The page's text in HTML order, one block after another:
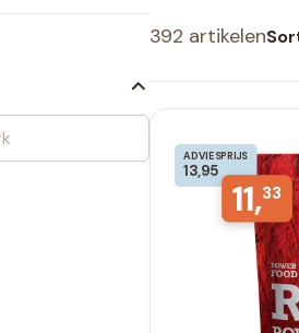
392 artikelen
ADVIESPRIJS
13,95
11,33